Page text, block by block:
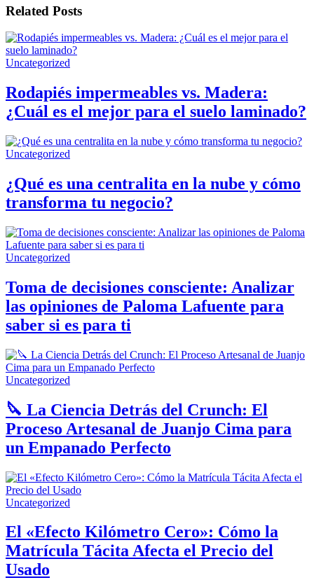
Related Posts
Uncategorized
Rodapiés impermeables vs. Madera:
¿Cuál es el mejor para el suelo laminado?
Uncategorized
¿Qué es una centralita en la nube y cómo
transforma tu negocio?
Uncategorized
Toma de decisiones consciente: Analizar
las opiniones de Paloma Lafuente para
saber si es para ti
Uncategorized
🔪 La Ciencia Detrás del Crunch: El
Proceso Artesanal de Juanjo Cima para
un Empanado Perfecto
Uncategorized
El «Efecto Kilómetro Cero»: Cómo la
Matrícula Tácita Afecta el Precio del
Usado